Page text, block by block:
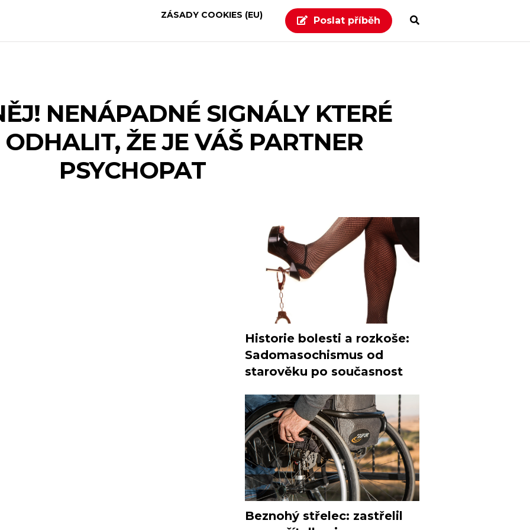
Poslat příběh
ZÁSADY COOKIES (EU)
NENÁPADNÉ SIGNÁLY KTERÉ
ŽE JE VÁŠ PARTNER
PSYCHOPAT
Historie bolesti a rozkoše:
Sadomasochismus od
starověku po současnost
Beznohý střelec: zastřelil